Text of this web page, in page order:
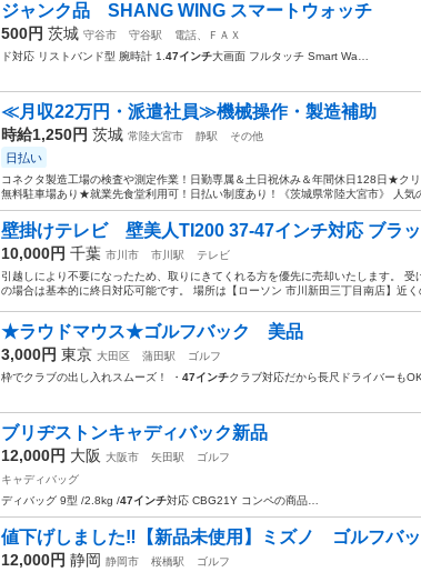
ジャンク品 SHANG WING スマートウォッチ
500円 茨城 守谷市 守谷駅
電話、ＦＡＸ
ド対応 リストバンド型 腕時計 1. 47インチ大画面 フルタッチ Smart Wa…
≪月収22万円・派遣社員≫機械操作・製造補助
時給1,250円 茨城 常陸大宮市 静駅 その他
日払い
コネクタ製造工場の検査や測定作業！日勤専属＆土日祝休み＆年間休日128日★ク
無料駐車場あり★就業先食堂利用可！日払い制度あり！《茨城県常陸大宮市》 人気
壁掛けテレビ 壁美人TI200 37-47インチ対応 ブラ
10,000円 千葉 市川市 市川駅
テレビ
引越しにより不要になったため、取りにきてくれる方を優先に売却いたします。
の場合は基本的に終日対応可能です。 場所は【ローソン 市川新田三丁目南店】近く
★ラウドマウス★ゴルフバック 美品
3,000円 東京 大田区 蒲田駅
ゴルフ
枠でクラブの出し入れスムーズ！ ・ 47インチクラブ対応だから長尺ドライバーも
ブリヂストンキャディバック新品
12,000円 大阪 大阪市 矢田駅
ゴルフ
キャディバッグ
ディバッグ 9型 /2.8kg /47インチ対応 CBG21Y コンペの商品…
値下げしました‼️【新品未使用】ミズノ ゴルフバ
12,000円 静岡 静岡市 桜橋駅
ゴルフ